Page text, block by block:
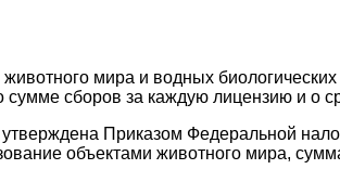
мира и водных
сборов за каждую лицензию и о
Приказом Федеральной
объектами животного мира,